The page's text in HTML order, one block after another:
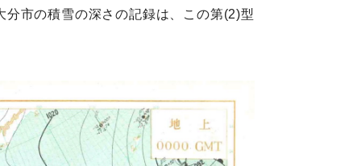
市の積雪の深さの記録は、この第(2)型